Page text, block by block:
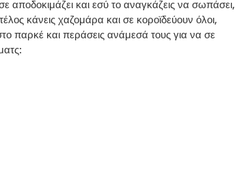
αποδοκιμάζει και εσύ το αναγκάζεις να σωπάσει,
κάνεις χαζομάρα και σε κοροϊδεύουν όλοι,
παρκέ και περάσεις ανάμεσά τους για να σε